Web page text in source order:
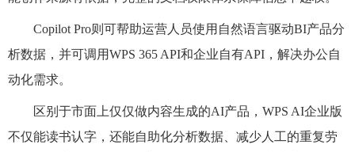
Copilot Pro则可帮助运营人员使用自然语言驱动BI产品分
析数据，并可调用WPS 365 API和企业自有API，解决办公自
动化需求。
区别于市面上仅仅做内容生成的AI产品，WPS AI企业版
不仅能读书认字，还能自助化分析数据、减少人工的重复劳